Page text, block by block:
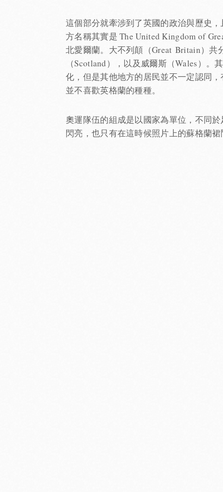
這個部分就牽涉到了英國的政治與歷史
方名稱其實是 The United Kingdom of
北愛爾蘭。大不列顛（Great Britain）共
（Scotland），以及威爾斯（Wales）
化，但是其他地方的居民並不一定認同
並不喜歡英格蘭的種種。
奧運隊伍的組成是以國家為單位，不同
閃亮，也只有在這時候照片上的蘇格蘭